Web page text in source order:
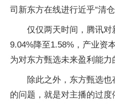
司新东方在线进行近乎“清仓
仅仅两天时间，腾讯
9.04%降至1.58%，产业资
为对东方甄选未来盈利能力
除此之外，东方甄选
的问题，就是对主播的过